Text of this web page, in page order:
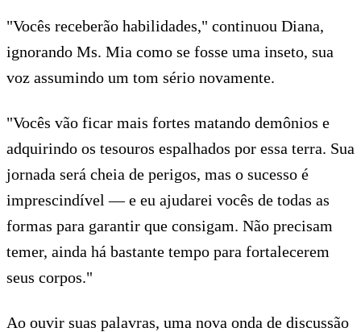
"Vocês receberão habilidades," continuou Diana,
ignorando Ms. Mia como se fosse uma inseto, sua
voz assumindo um tom sério novamente.
"Vocês vão ficar mais fortes matando demônios e
adquirindo os tesouros espalhados por essa terra. Sua
jornada será cheia de perigos, mas o sucesso é
imprescindível — e eu ajudarei vocês de todas as
formas para garantir que consigam. Não precisam
temer, ainda há bastante tempo para fortalecerem
seus corpos."
Ao ouvir suas palavras, uma nova onda de discussão